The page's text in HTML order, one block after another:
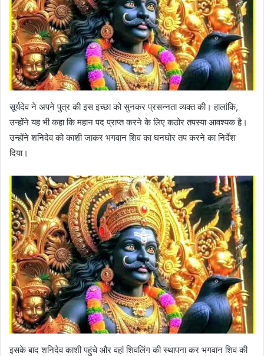
सूर्यदेव ने अपने पुत्र की इस इच्छा को सुनकर प्रसन्नता व्यक्त की। हालांकि,
उन्होंने यह भी कहा कि महान पद प्राप्त करने के लिए कठोर तपस्या आवश्यक है।
उन्होंने शनिदेव को काशी जाकर भगवान शिव का घनघोर तप करने का निर्देश
दिया।
इसके बाद शनिदेव काशी पहुंचे और वहां शिवलिंग की स्थापना कर भगवान शिव की